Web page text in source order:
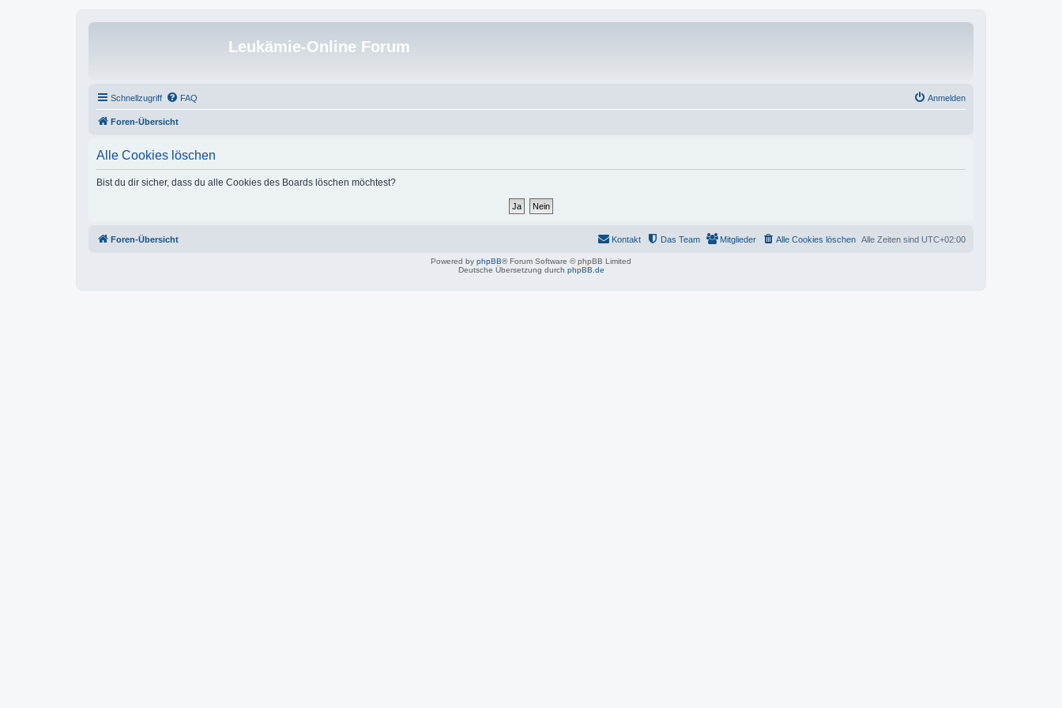
Leukämie-Online Forum
Schnellzugriff FAQ Anmelden
Foren-Übersicht
Alle Cookies löschen
Bist du dir sicher, dass du alle Cookies des Boards löschen möchtest?
Foren-Übersicht Alle Zeiten sind UTC+02:00
Alle Cookies löschen
Mitglieder
Das Team
Kontakt
Powered by phpBB® Forum Software © phpBB Limited
Deutsche Übersetzung durch phpBB.de